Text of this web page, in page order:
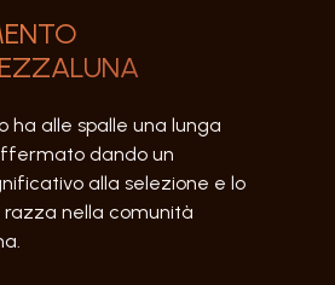
ha alle spalle una lunga
dando un
alla selezione e lo
razza nella comunità